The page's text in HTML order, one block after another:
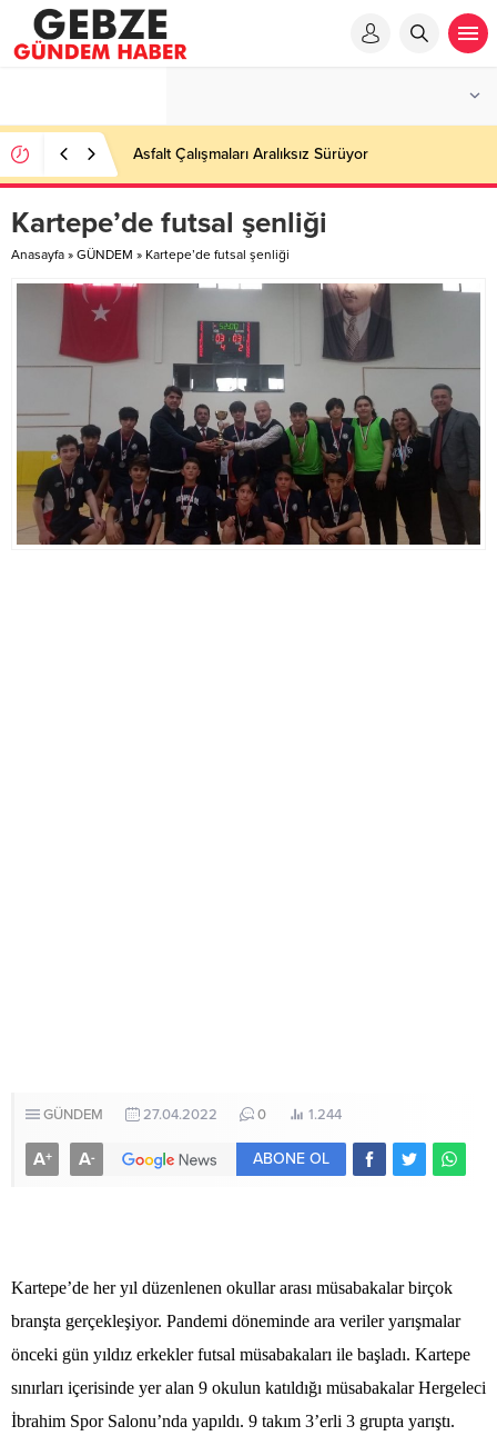
Kartepe’de futsal şenliği
Anasayfa » GÜNDEM » Kartepe’de futsal şenliği
GÜNDEM 27.04.2022 0 1.244
A+ A- ABONE OL
Kartepe’de her yıl düzenlenen okullar arası müsabakalar birçok
branşta gerçekleşiyor. Pandemi döneminde ara veriler yarışmalar
önceki gün yıldız erkekler futsal müsabakaları ile başladı. Kartepe
sınırları içerisinde yer alan 9 okulun katıldığı müsabakalar Hergeleci
İbrahim Spor Salonu’nda yapıldı. 9 takım 3’erli 3 grupta yarıştı.